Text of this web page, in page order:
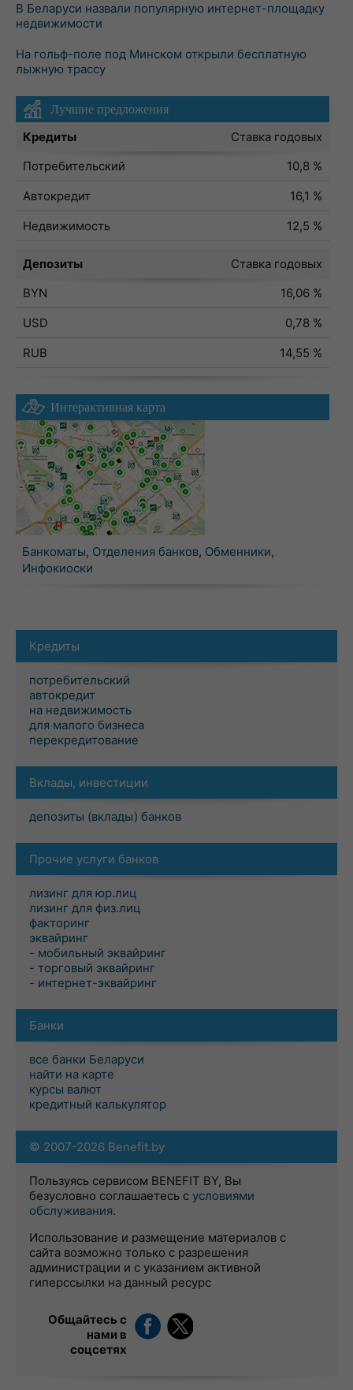
В Беларуси назвали популярную интернет-площадку
недвижимости
На гольф-поле под Минском открыли бесплатную
лыжную трассу
Лучшие предложения
Кредиты
Ставка годовых
Потребительский
10,8 %
Автокредит
16,1 %
Недвижимость
12,5 %
Депозиты
Ставка годовых
BYN
16,06 %
USD
0,78 %
RUB
14,55 %
Интерактивная карта
Банкоматы, Отделения банков, Обменники,
Инфокиоски
Кредиты
потребительский
автокредит
на недвижимость
для малого бизнеса
перекредитование
Вклады, инвестиции
депозиты (вклады) банков
Прочие услуги банков
лизинг для юр.лиц
лизинг для физ.лиц
факторинг
эквайринг
- мобильный эквайринг
- торговый эквайринг
- интернет-эквайринг
Банки
все банки Беларуси
найти на карте
курсы валют
кредитный калькулятор
© 2007-2026 Benefit.by
Пользуясь сервисом BENEFIT BY, Вы
безусловно соглашаетесь с условиями
обслуживания.
Использование и размещение материалов с
сайта возможно только с разрешения
администрации и с указанием активной
гиперссылки на данный ресурс
Общайтесь с
нами в
соцсетях